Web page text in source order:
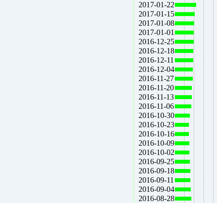
2017-01-22
2017-01-15
2017-01-08
2017-01-01
2016-12-25
2016-12-18
2016-12-11
2016-12-04
2016-11-27
2016-11-20
2016-11-13
2016-11-06
2016-10-30
2016-10-23
2016-10-16
2016-10-09
2016-10-02
2016-09-25
2016-09-18
2016-09-11
2016-09-04
2016-08-28